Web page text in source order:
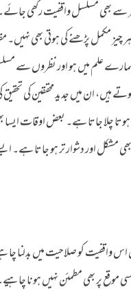
سے بھی مسلسل واقفیت رکھی
مکمل پڑھنے کی ہوتی بھی نہیں۔
ہمارے علم میں ہو اور نظروں سے
ان میں جدید محققین کی تحقیق
چلا جاتا ہے۔ بعض اوقات ایسا
مشکل اور دشوار تر ہو جاتا ہے۔
واقفیت کو صلاحیت میں بدلنا
موقع پر بھی مطمئن نہیں ہونا